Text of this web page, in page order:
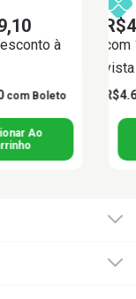
à
com Boleto
Ao
vista